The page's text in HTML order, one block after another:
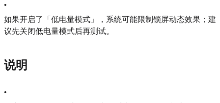
•
如果开启了「低电量模式」，系统可能限制锁屏动态效果；建
议先关闭低电量模式后再测试。
说明
•